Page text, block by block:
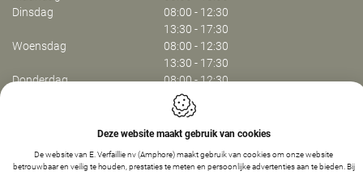
Dinsdag
08:00 - 12:30
13:30 - 17:30
Woensdag
08:00 - 12:30
13:30 - 17:30
Donderdag
08:00 - 12:30
13:30 - 17:30
08:00 - 13:30
Webdesign by IDcreation 2024
Cookie policy
Deze website maakt gebruik van cookies
De website van E. Verfaillie nv (Amphore) maakt gebruik van cookies om onze website
betrouwbaar en veilig te houden, prestaties te meten en persoonlijke advertenties aan te bieden. Bij